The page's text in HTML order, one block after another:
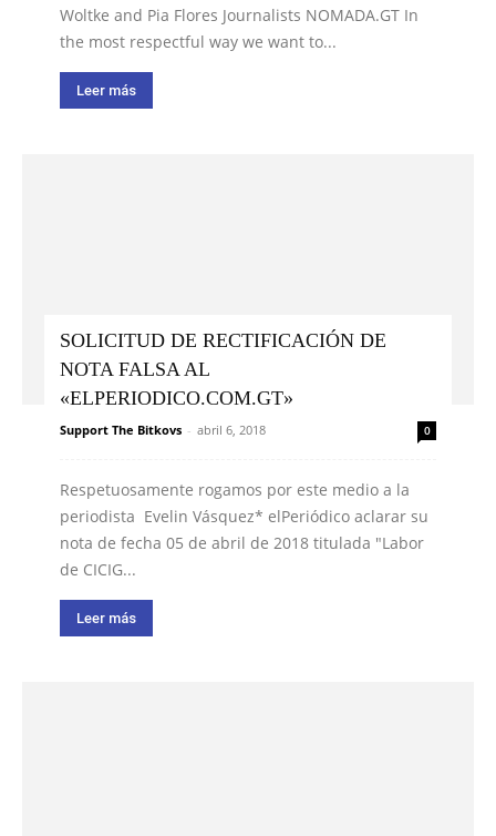
Woltke and Pia Flores Journalists NOMADA.GT In
the most respectful way we want to...
Leer más
SOLICITUD DE RECTIFICACIÓN DE
NOTA FALSA AL
«ELPERIODICO.COM.GT»
Support The Bitkovs - abril 6, 2018 0
Respetuosamente rogamos por este medio a la
periodista Evelin Vásquez* elPeriódico aclarar su
nota de fecha 05 de abril de 2018 titulada "Labor
de CICIG...
Leer más